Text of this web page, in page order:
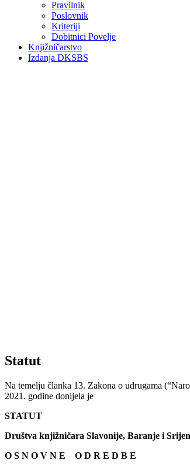
Pravilnik
Poslovnik
Kriteriji
Dobitnici Povelje
Knjižničarstvo
Izdanja DKSBS
Statut
Na temelju članka 13. Zakona o udrugama
2021. godine donijela je
STATUT
Društva knjižničara Slavonije, Baranje i
O S N O V N E O D R E D B E